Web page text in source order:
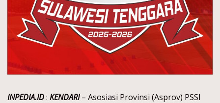
INPEDIA.ID: KENDARI– Asosiasi Provinsi (Asprov) PSSI